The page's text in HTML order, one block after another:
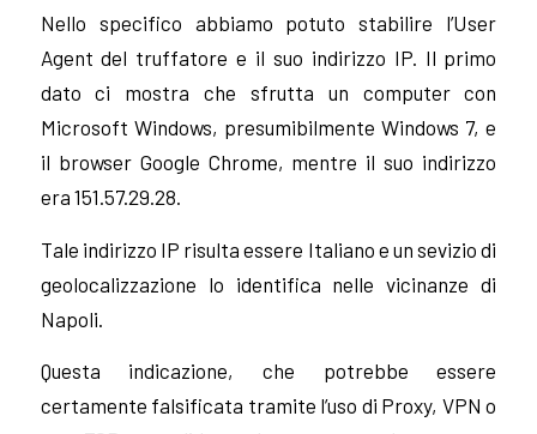
Nello specifico abbiamo potuto stabilire l’User
Agent del truffatore e il suo indirizzo IP. Il primo
dato ci mostra che sfrutta un computer con
Microsoft Windows, presumibilmente Windows 7, e
il browser Google Chrome, mentre il suo indirizzo
era 151.57.29.28.
Tale indirizzo IP risulta essere Italiano e un sevizio di
geolocalizzazione lo identifica nelle vicinanze di
Napoli.
Questa indicazione, che potrebbe essere
certamente falsificata tramite l’uso di Proxy, VPN o